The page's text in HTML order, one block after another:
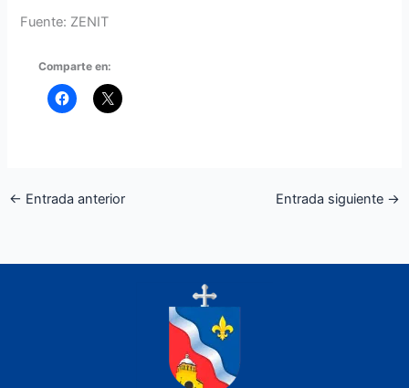
Fuente: ZENIT
Comparte en:
← Entrada anterior Entrada siguiente →